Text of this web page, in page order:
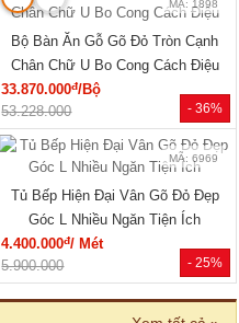
🔥 Bán chạy
MÃ: 7723
Giường Ngủ Gỗ Sồi Mỹ Thiết Kế
Hiện Đại Có Kệ Đầu...
11.770.000đ/Cái